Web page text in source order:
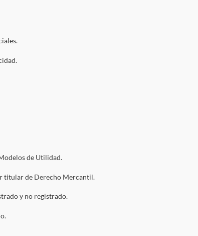
de Utilidad.
titular de Derecho Mercantil.
y no registrado.